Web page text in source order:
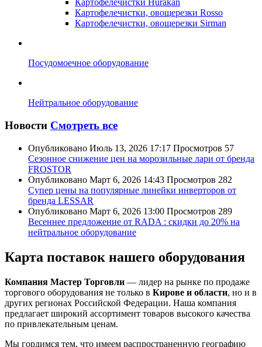
Картофелечистки Hurakan
Картофелечистки, овощерезки Rosso
Картофелечистки, овощерезки Sirman
Посудомоечное оборудование
Нейтральное оборудование
Новости Смотреть все
Опубликовано Июль 13, 2026 17:17 Просмотров 57
Сезонное снижение цен на морозильные лари от бренда
FROSTOR
Опубликовано Март 6, 2026 14:43 Просмотров 282
Супер цены на популярные линейки инверторов от
бренда LESSAR
Опубликовано Март 6, 2026 13:00 Просмотров 289
Весеннее предложение от RADA : скидки до 20% на
нейтральное оборудование
Карта поставок нашего оборудования
Компания Мастер Торговли — лидер на рынке по продаже
торгового оборудования не только в Кирове и области, но и в
других регионах Российской Федерации. Наша компания
предлагает широкий ассортимент товаров высокого качества
по привлекательным ценам.
Мы гордимся тем, что имеем распространенную географию